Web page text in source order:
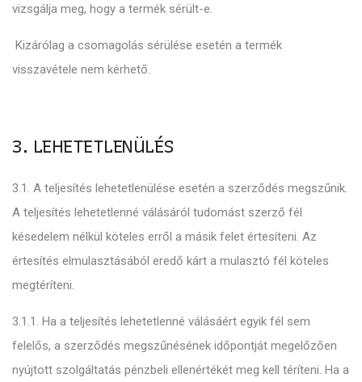
vizsgálja meg, hogy a termék sérült-e.
Kizárólag a csomagolás sérülése esetén a termék
visszavétele nem kérhető.
3. LEHETETLENÜLÉS
3.1. A teljesítés lehetetlenülése esetén a szerződés megszűnik.
A teljesítés lehetetlenné válásáról tudomást szerző fél
késedelem nélkül köteles erről a másik felet értesíteni. Az
értesítés elmulasztásából eredő kárt a mulasztó fél köteles
megtéríteni.
3.1.1. Ha a teljesítés lehetetlenné válásáért egyik fél sem
felelős, a szerződés megszűnésének időpontját megelőzően
nyújtott szolgáltatás pénzbeli ellenértékét meg kell téríteni. Ha a